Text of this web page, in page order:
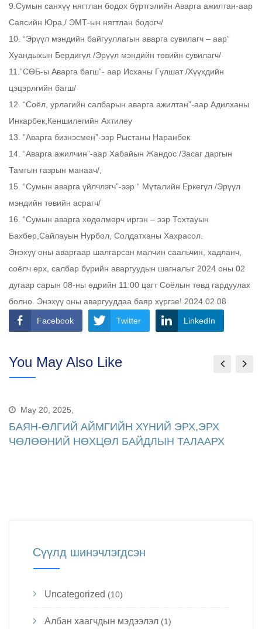
9.Сумын санхүү нягтлан бодох бүртгэлийн Аварга ажилтан-аар
Саясийн Юра,/ ЭМТ-ын нягтлан бодогч/
10. “Эрүүл мэндийн байгууллагын аварга сувилагч – аар”
Хуандыхын Бердигүл /Эрүүл мэндийн төвийн сувилагч/
11.”СӨБ-ы Аварга багш”- аар Исханы Гүлшат /Хүүхдийн
цэцэрлгийн багш/
12. “Соёл, урлагийн салбарын аварга ажилтан”-аар Адилханы
Инкарбек,Кеншилегийн Ахтилеу
13. ”Аварга бизнэсмен”-ээр Рыстаны Наранбек
14. “Аварга ажилчин”-аар Хабайын Жандос /Засаг даргын
Тамгын газрын манаач/,
15. “Сумын аварга үйлчлэгч”-ээр “ Мүталийн Еркегүл /Эрүүл
мэндийн төвийн асрагч/
16. “Сумын аварга хөдөлмөрч иргэн – ээр Тохтауын
Бахбер,Сайлауын Нурбол, Солдатханы Хахрасол.
Энэхүү оны аваргаар шалгарсан малчин саальчин, хадланч,
соёлч өрх, салбар бүрийн аваргуудын шагналыг 2024 оны 02
дугаар сарын 08-ны өдрийн 11:00 цагт Соёлын төвд гардуулах
болно. Энэхүү оны аваргууддаа баяр хүргэе! 2024.02.08
Facebook Twitter LinkedIn
You May Also Like
May 20, 2025,
БАЯН-ӨЛГИЙ АЙМГИЙН ХҮНИЙ ЭРХ,ЭРХ
ЧӨЛӨӨНИЙ НӨХЦӨЛ БАЙДЛЫН ТАЛААРХ
Сүүлд шинэчлэгдсэн
Uncategorized (10)
Албан хаагчдын мэдээлэл (1)